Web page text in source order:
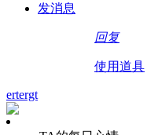
发消息
回复
使用道具
ertergt